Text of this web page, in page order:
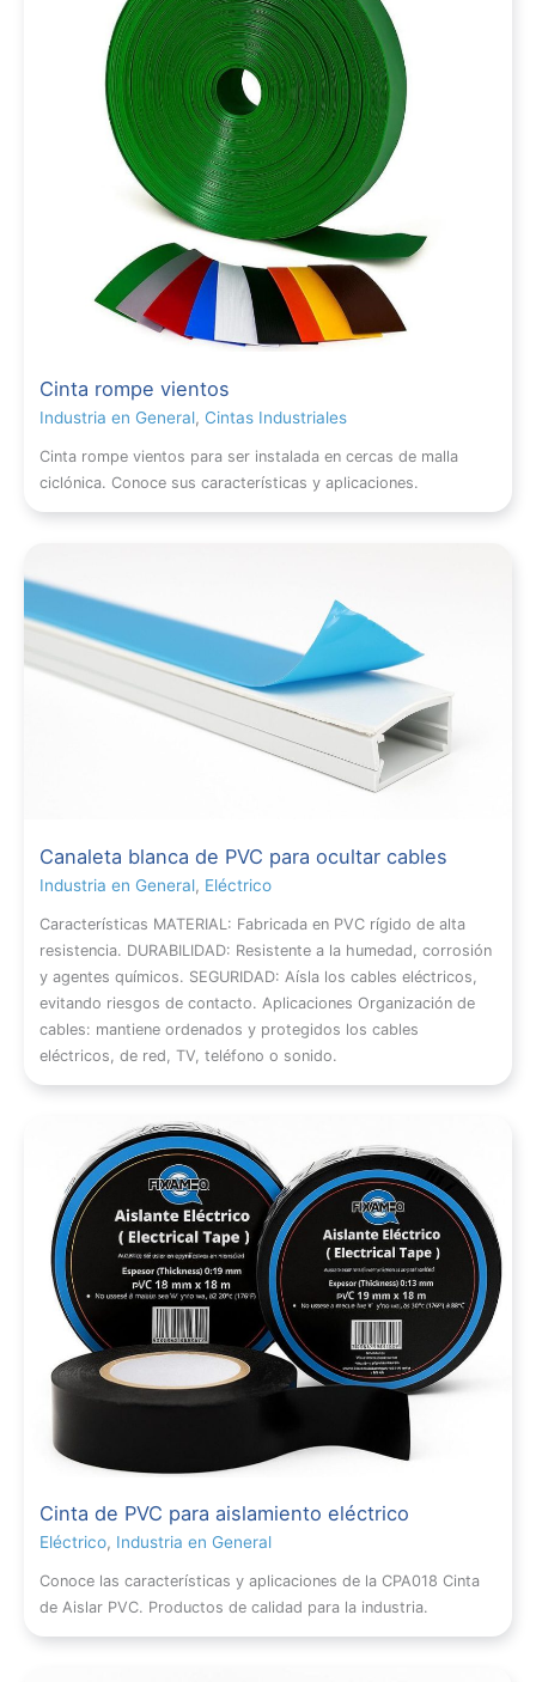
Cinta rompe vientos
Industria en General, Cintas Industriales
Cinta rompe vientos para ser instalada en cercas de malla
ciclónica. Conoce sus características y aplicaciones.
Canaleta blanca de PVC para ocultar cables
Industria en General, Eléctrico
Características MATERIAL: Fabricada en PVC rígido de alta
resistencia. DURABILIDAD: Resistente a la humedad, corrosión
y agentes químicos. SEGURIDAD: Aísla los cables eléctricos,
evitando riesgos de contacto. Aplicaciones Organización de
cables: mantiene ordenados y protegidos los cables
eléctricos, de red, TV, teléfono o sonido.
Cinta de PVC para aislamiento eléctrico
Eléctrico, Industria en General
Conoce las características y aplicaciones de la CPA018 Cinta
de Aislar PVC. Productos de calidad para la industria.